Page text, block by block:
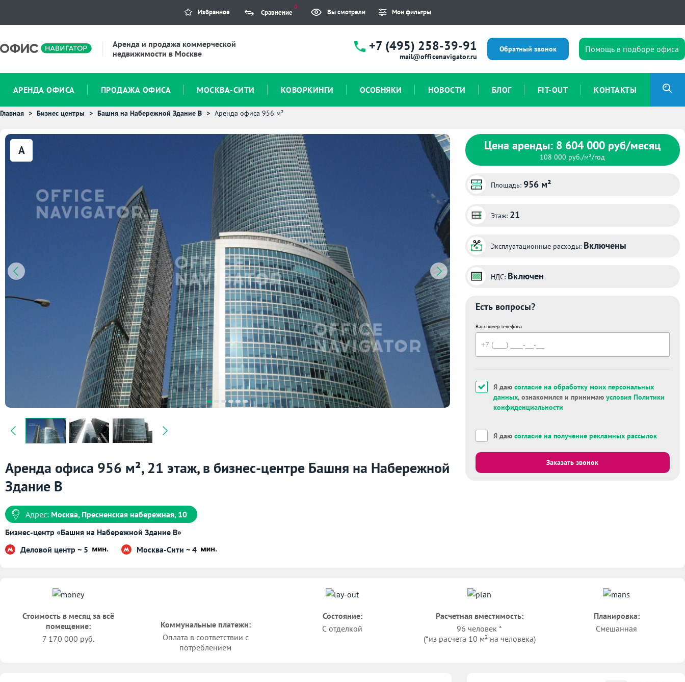
Избранное Сравнение
0
Вы смотрели Мои фильтры
Аренда и продажа коммерческой
недвижимости в Москве
+7 (495) 258-39-91
mail@officenavigator.ru
Обратный звонок Помощь в подборе офиса
АРЕНДА ОФИСА ПРОДАЖА ОФИСА МОСКВА-СИТИ КОВОРКИНГИ ОСОБНЯКИ НОВОСТИ БЛОГ FIT-OUT КОНТАКТЫ
Главная Бизнес центры Башня на Набережной Здание B Аренда офиса 956 м²
A
Аренда офиса 956 м², 21 этаж, в бизнес-центре Башня на Набережной
Здание B
Адрес: Москва, Пресненская набережная, 10
Бизнес-центр «Башня на Набережной Здание B»
Деловой центр ~ 5
Москва-Сити ~ 4
Цена аренды: 8 604 000 руб/месяц
108 000 руб./м²/год
Площадь: 956 м²
Этаж: 21
Эксплуатационные расходы: Включены
НДС: Включен
Есть вопросы?
Ваш номер телефона
Я даю согласие на обработку моих персональных
данных, ознакомился и принимаю условия Политики
конфиденциальности
Я даю согласие на получение рекламных рассылок
Заказать звонок
Стоимость в месяц за всё
помещение:
7 170 000 руб.
Коммунальные платежи:
Оплата в соответствии с
потреблением
Состояние:
С отделкой
Расчетная вместимость:
96 человек *
(*из расчета 10 м² на человека)
Планировка:
Смешанная